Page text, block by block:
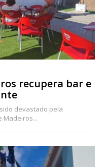
recupera bar e
devastado pela
Madeiros...